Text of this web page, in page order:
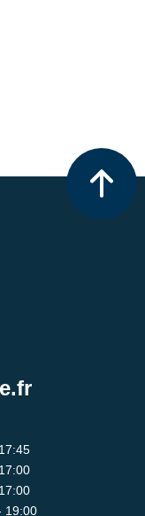
19:00